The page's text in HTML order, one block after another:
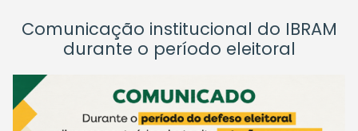
Comunicação institucional do IBRAM
durante o período eleitoral